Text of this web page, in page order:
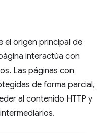
el origen principal de
interactúa con
Las páginas con
de forma parcial,
al contenido HTTP y